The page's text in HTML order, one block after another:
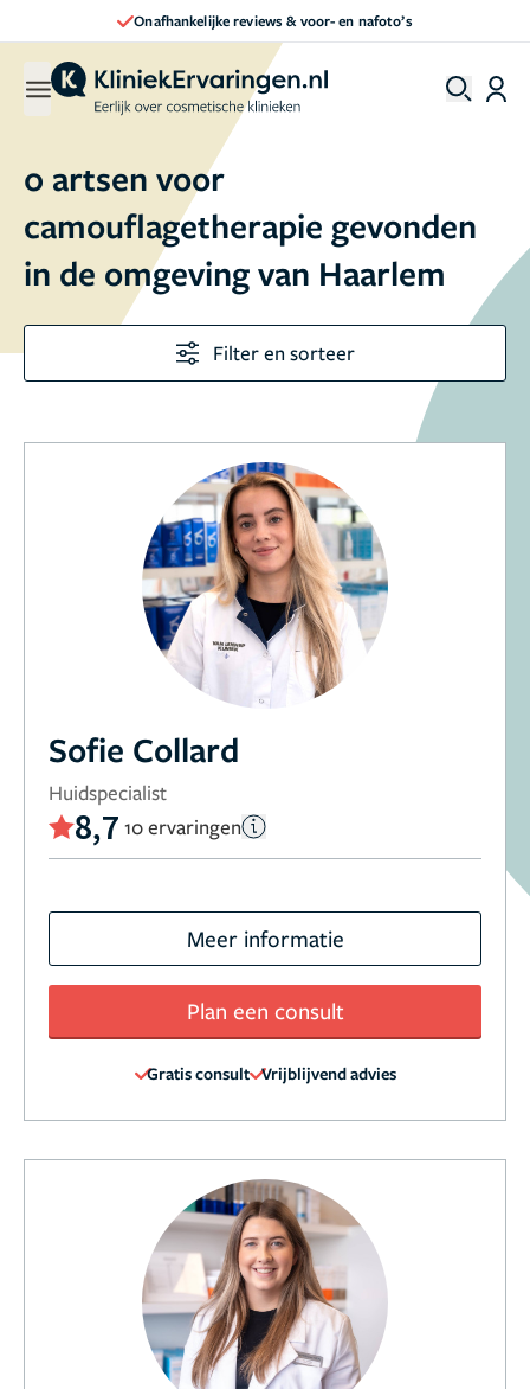
Onafhankelijke reviews & voor- en nafoto’s
0 artsen voor
camouflagetherapie gevonden
in de omgeving van Haarlem
Filter en sorteer
Sofie Collard
Huidspecialist
8,7 10 ervaringen
Meer informatie
Plan een consult
Gratis consult Vrijblijvend advies